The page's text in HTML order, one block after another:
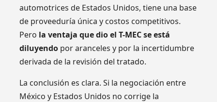
automotrices de Estados Unidos, tiene una base
de proveeduría única y costos competitivos.
Pero la ventaja que dio el T-MEC se está
diluyendo por aranceles y por la incertidumbre
derivada de la revisión del tratado.
La conclusión es clara. Si la negociación entre
México y Estados Unidos no corrige la